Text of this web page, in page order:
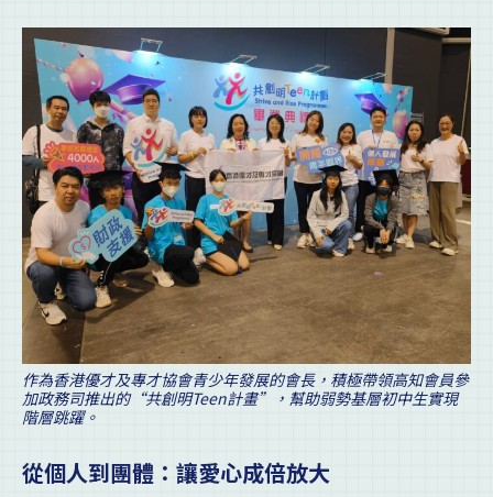
作為香港優才及專才協會青少年發展的會長，積極帶領高知會員參
加政務司推出的“共創明Teen計畫”，幫助弱勢基層初中生實現
階層跳躍。
從個人到團體：讓愛心成倍放大